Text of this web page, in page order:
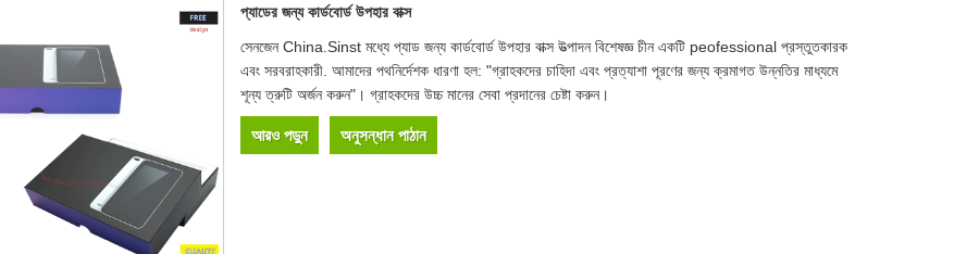
প্যাডের জন্য কার্ডবোর্ড উপহার বাক্স
সেনজেন China.Sinst মধ্যে প্যাড জন্য কার্ডবোর্ড উপহার বাক্স উত্পাদন বিশেষজ্ঞ চীন একটি peofessional প্রস্তুতকারক
এবং সরবরাহকারী. আমাদের পথনির্দেশক ধারণা হল: "গ্রাহকদের চাহিদা এবং প্রত্যাশা পূরণের জন্য ক্রমাগত উন্নতির মাধ্যমে
শূন্য ত্রুটি অর্জন করুন"। গ্রাহকদের উচ্চ মানের সেবা প্রদানের চেষ্টা করুন।
আরও পড়ুন অনুসন্ধান পাঠান